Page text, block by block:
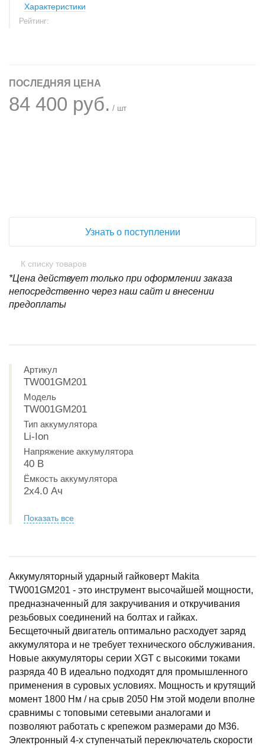
Характеристики
Рейтинг:
ПОСЛЕДНЯЯ ЦЕНА
84 400 руб. / шт
Узнать о поступлении
К списку товаров
*Цена действует только при оформлении заказа
непосредственно через наш сайт и внесении
предоплаты
Артикул
TW001GM201
Модель
TW001GM201
Тип аккумулятора
Li-Ion
Напряжение аккумулятора
40 В
Ёмкость аккумулятора
2x4.0 Ач
Показать все
Аккумуляторный ударный гайковерт Makita
TW001GM201 - это инструмент высочайшей мощности,
предназначенный для закручивания и откручивания
резьбовых соединений на болтах и гайках.
Бесщеточный двигатель оптимально расходует заряд
аккумулятора и не требует технического обслуживания.
Новые аккумуляторы серии XGT с высокими токами
разряда 40 В идеально подходят для промышленного
применения в суровых условиях. Мощность и крутящий
момент 1800 Нм / на срыв 2050 Нм этой модели вполне
сравнимы с топовыми сетевыми аналогами и
позволяют работать с крепежом размерами до М36.
Электронный 4-х ступенчатый переключатель скорости